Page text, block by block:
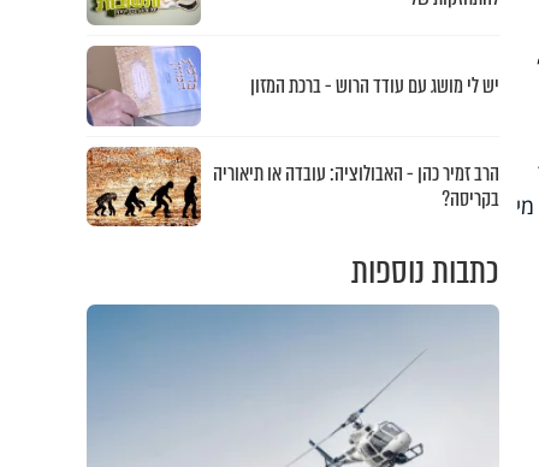
יש לי מושג עם עודד הרוש - ברכת המזון
הרב זמיר כהן - האבולוציה: עובדה או תיאוריה
בקריסה?
כתבות נוספות